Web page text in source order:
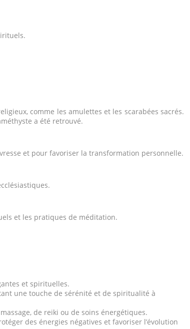
comme les amulettes et les scarabées sacrés.
a été retrouvé.
et pour favoriser la transformation personnelle.
et les pratiques de méditation.
et spirituelles.
une touche de sérénité et de spiritualité à
de reiki ou de soins énergétiques.
des énergies négatives et favoriser l’évolution